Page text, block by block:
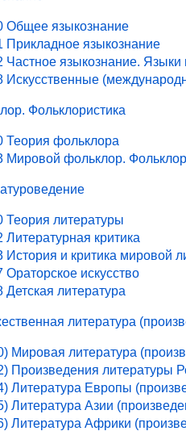
Общее языкознание
Прикладное языкознание
Частное языкознание. Языки
Искусственные
Фольклористика
Теория фольклора
Мировой фольклор.
Теория литературы
Литературная критика
История и критика мировой
Ораторское искусство
Детская литература
литература
Мировая литература
Произведения литературы
Литература Европы
Литература Азии
Литература Африки